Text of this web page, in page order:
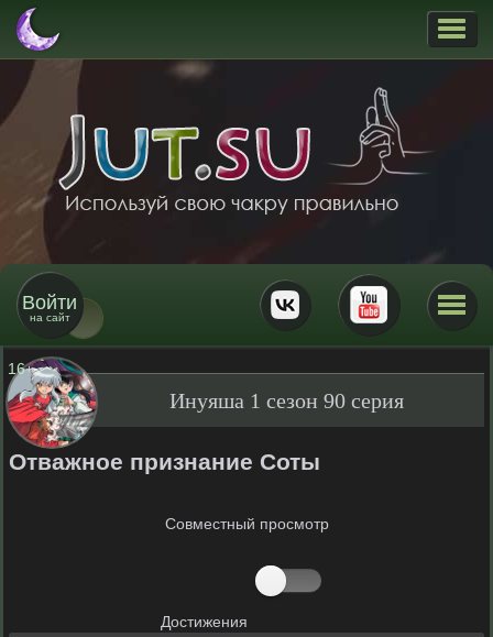
Войти
на сайт
16+
Инуяша 1 сезон 90 серия
Отважное признание Соты
Совместный просмотр
Достижения